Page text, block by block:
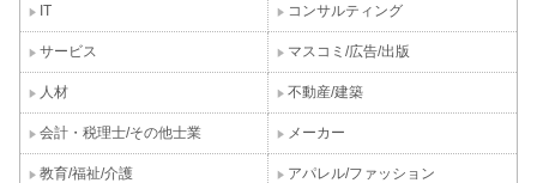
IT コンサルティング
サービス マスコミ/広告/出版
人材 不動産/建築
会計・税理士/その他士業 メーカー
教育/福祉/介護 アパレル/ファッション